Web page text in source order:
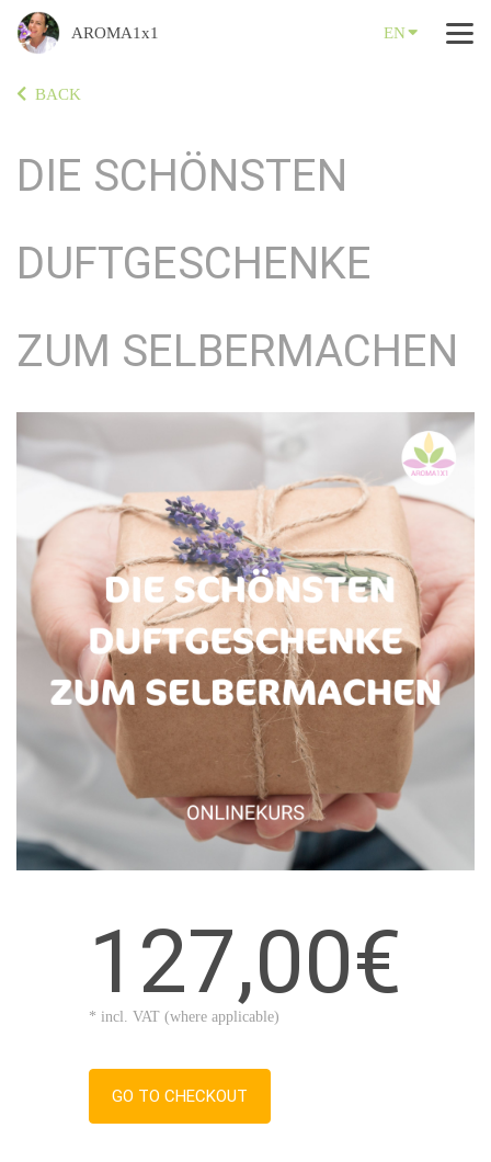
AROMA1x1 EN
BACK
DIE SCHÖNSTEN
DUFTGESCHENKE
ZUM SELBERMACHEN
127,00€
* incl. VAT (where applicable)
GO TO CHECKOUT